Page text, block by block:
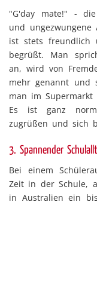
"G'day mate!" -
und
ist stets freundlich
begrüßt. Man
an, wird von
mehr genannt und
man im
Es ist ganz
zugrüßen und sich
3. Spannender
Bei einem
Zeit in der Schule,
in Australien ein